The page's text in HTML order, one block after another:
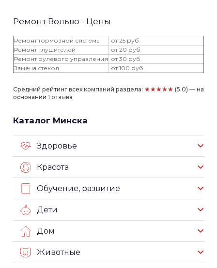
Ремонт Вольво - Цены
Ремонт тормозной системы
от 25 руб.
Ремонт глушителей
от 20 руб.
Ремонт рулевого управления от 30 руб.
Замена стекол
от 100 руб.
Средний рейтинг всех компаний раздела: ★★★★★ (5.0) — на
основании 1 отзыва
Каталог Минска
Здоровье
Красота
Обучение, развитие
Дети
Дом
Животные